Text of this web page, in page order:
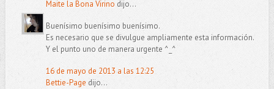
Maite la Bona Virino dijo...
Buenísimo buenísimo buenísimo.
Es necesario que se divulgue ampliamente esta información.
Y el punto uno de manera urgente ^_^
16 de mayo de 2013 a las 12:25
Bettie-Page dijo...